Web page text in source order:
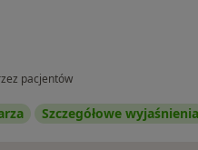
pacjentów
Szczegółowe wyjaśnienia